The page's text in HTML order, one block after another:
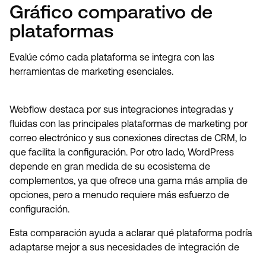
Gráfico comparativo de
plataformas
Evalúe cómo cada plataforma se integra con las
herramientas de marketing esenciales.
Webflow destaca por sus integraciones integradas y
fluidas con las principales plataformas de marketing por
correo electrónico y sus conexiones directas de CRM, lo
que facilita la configuración. Por otro lado, WordPress
depende en gran medida de su ecosistema de
complementos, ya que ofrece una gama más amplia de
opciones, pero a menudo requiere más esfuerzo de
configuración.
Esta comparación ayuda a aclarar qué plataforma podría
adaptarse mejor a sus necesidades de integración de